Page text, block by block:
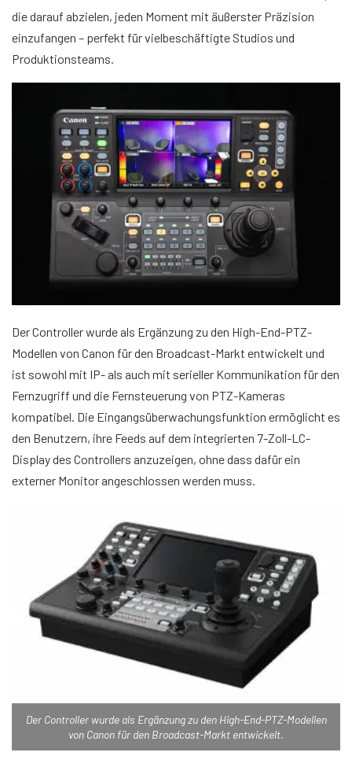
die darauf abzielen, jeden Moment mit äußerster Präzision
einzufangen – perfekt für vielbeschäftigte Studios und
Produktionsteams.
Der Controller wurde als Ergänzung zu den High-End-PTZ-
Modellen von Canon für den Broadcast-Markt entwickelt und
ist sowohl mit IP- als auch mit serieller Kommunikation für den
Fernzugriff und die Fernsteuerung von PTZ-Kameras
kompatibel. Die Eingangsüberwachungsfunktion ermöglicht es
den Benutzern, ihre Feeds auf dem integrierten 7-Zoll-LC-
Display des Controllers anzuzeigen, ohne dass dafür ein
externer Monitor angeschlossen werden muss.
Der Controller wurde als Ergänzung zu den High-End-PTZ-Modellen
von Canon für den Broadcast-Markt entwickelt.